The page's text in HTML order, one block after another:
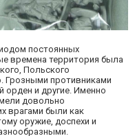
постоянных
времена территория была
Польского
Грозными противниками
орден и другие. Именно
довольно
врагами были как
оружие, доспехи и